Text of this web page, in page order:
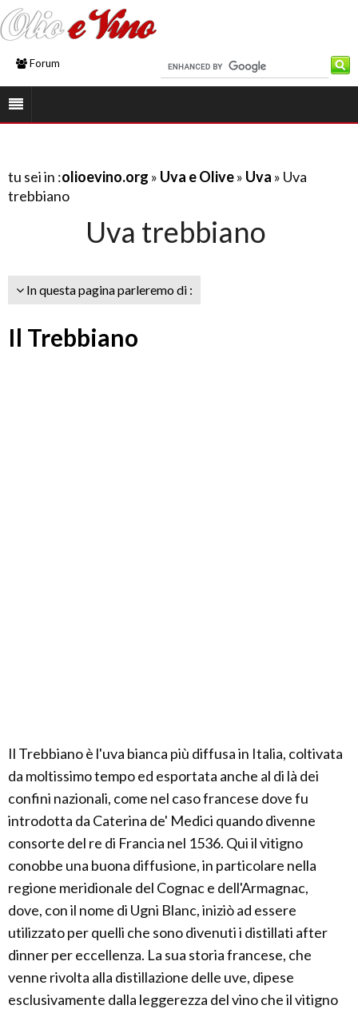
Forum
tu sei in :olioevino.org » Uva e Olive» Uva » Uva
trebbiano
Uva trebbiano
In questa pagina parleremo di :
Il Trebbiano
Il Trebbiano è l'uva bianca più diffusa in Italia, coltivata
da moltissimo tempo ed esportata anche al di là dei
confini nazionali, come nel caso francese dove fu
introdotta da Caterina de' Medici quando divenne
consorte del re di Francia nel 1536. Qui il vitigno
conobbe una buona diffusione, in particolare nella
regione meridionale del Cognac e dell'Armagnac,
dove, con il nome di Ugni Blanc, iniziò ad essere
utilizzato per quelli che sono divenuti i distillati after
dinner per eccellenza. La sua storia francese, che
venne rivolta alla distillazione delle uve, dipese
esclusivamente dalla leggerezza del vino che il vitigno